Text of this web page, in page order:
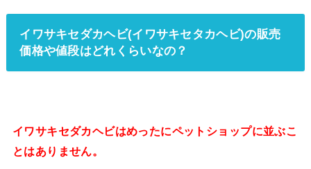
イワサキセダカヘビ(イワサキセタカヘビ)の販売
価格や値段はどれくらいなの？
イワサキセダカヘビはめったにペットショップに並ぶこ
とはありません。